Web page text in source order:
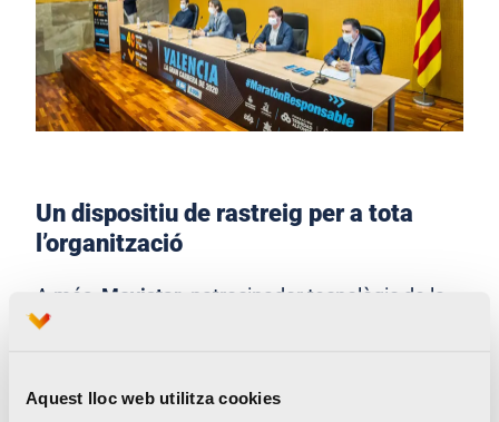
Aquest lloc web utilitza cookies
Un dispositiu de rastreig per a tota
l’organització
A més, Movistar , patrocinador tecnològic de la
prova, dotarà l’organització de mil unitats del
traçabilitat, que permetrà monitorar de manera